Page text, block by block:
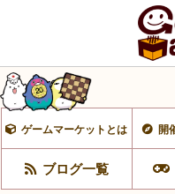
ゲームマーケットとは 開
ブログ一覧